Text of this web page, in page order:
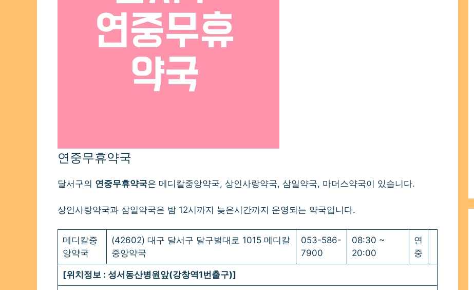
연중무휴약국
달서구의 연중무휴약국은 메디칼중앙약국, 상인사랑약국, 삼일약국, 마더스약국이 있습니다.
상인사랑약국과 삼일약국은 밤 12시까지 늦은시간까지 운영되는 약국입니다.
메디칼중
앙약국
(42602) 대구 달서구 달구벌대로 1015 메디칼
중앙약국
053-586-
7900
08:30 ~
20:00
연
중
[위치정보 : 성서동산병원앞(강창역1번출구)]